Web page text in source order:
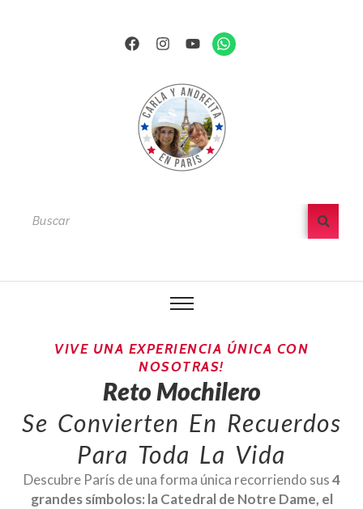
FacebookInstagram
YoutubeWhatsapp
VIVE UNA EXPERIENCIA ÚNICA CON
NOSOTRAS!
Reto Mochilero
Se Convierten En Recuerdos
Para Toda La Vida
Descubre París de una forma única recorriendo sus4
grandes símbolos: la Catedral de Notre Dame, el